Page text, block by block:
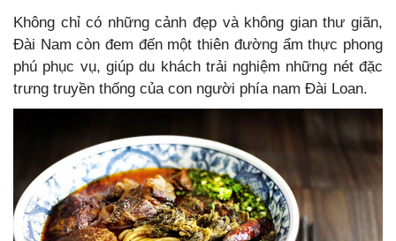
Không chỉ có những cảnh đẹp và không gian thư giãn,
Đài Nam còn đem đến một thiên đường ẩm thực phong
phú phục vụ, giúp du khách trải nghiệm những nét đặc
trưng truyền thống của con người phía nam Đài Loan.